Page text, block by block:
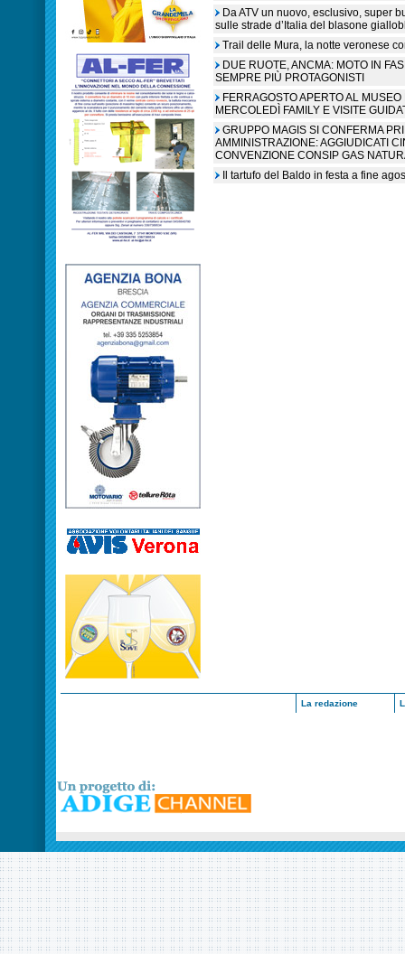
Da ATV un nuovo, esclusivo, super
sulle strade d’Italia del blasone
Trail delle Mura, la notte veronese
DUE RUOTE, ANCMA: MOTO IN
SEMPRE PIÙ PROTAGONISTI
FERRAGOSTO APERTO AL
MERCOLEDÌ FAMILY E VISITE
GRUPPO MAGIS SI CONFERMA
AMMINISTRAZIONE: AGGIUDICATI
CONVENZIONE CONSIP GAS
Il tartufo del Baldo in festa a fine
La redazione